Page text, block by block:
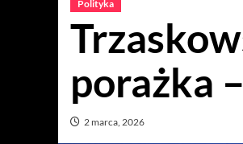
Polityka
porażka
2 marca, 2026